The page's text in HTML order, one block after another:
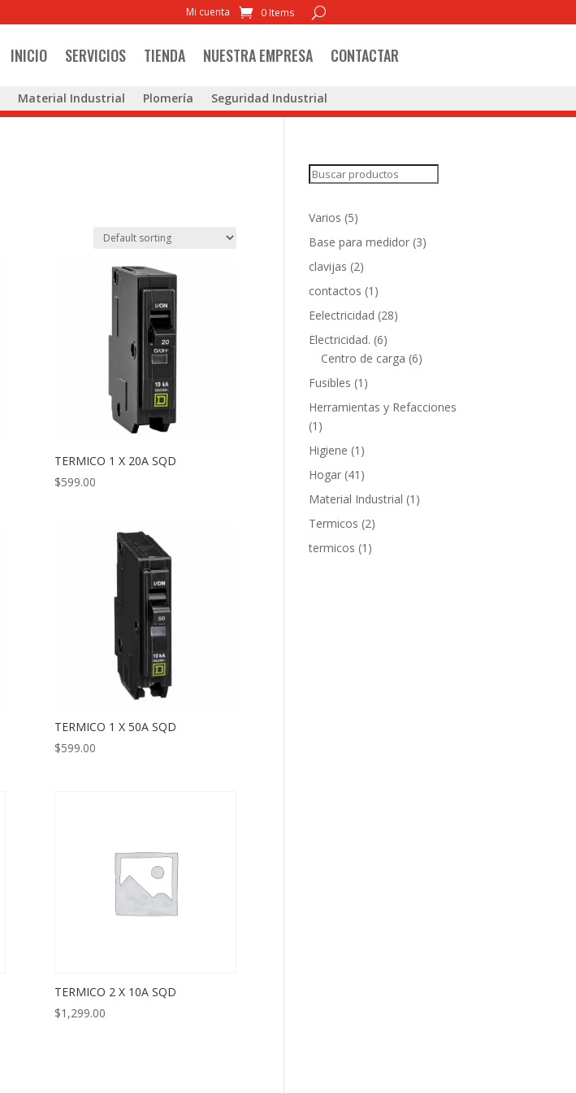
Mi cuenta 0 Items
INICIO SERVICIOS TIENDA NUESTRA EMPRESA CONTACTAR
Material Industrial Plomería Seguridad Industrial
TERMICO 1 X 20A SQD
$599.00
TERMICO 1 X 50A SQD
$599.00
TERMICO 2 X 10A SQD
$1,299.00
Search
Varios 55
products
Base para medidor 33
clavijas 22
products
contactos 1 1
product
Eelectricidad 2828
Electricidad. 66
products
Centro de carga 66
Fusibles 1 1
product
Herramientas y Refacciones
1 1
product
Higiene 1 1
product
Hogar 41 41
products
Material Industrial 1 1
Termicos 22
termicos 1 1